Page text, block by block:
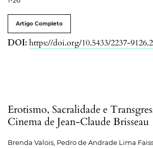
Artigo Completo
DOI: https://doi.org/10.5433/2237-
Erotismo, Sacralidade e
Cinema de Jean-Claude Brisseau
Brenda Valois, Pedro de Andrade Lima